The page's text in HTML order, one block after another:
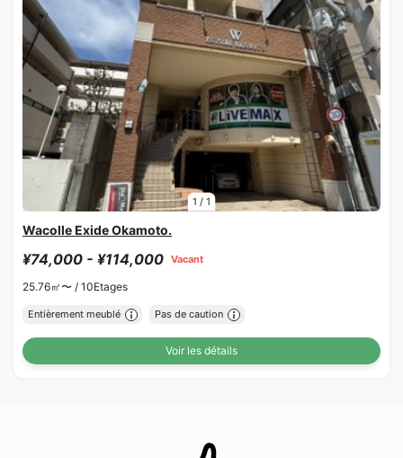
1 / 1
Wacolle Exide Okamoto.
¥74,000 - ¥114,000 Vacant
25.76㎡〜 / 10Etages
Entièrement meublé Pas de caution
Voir les détails